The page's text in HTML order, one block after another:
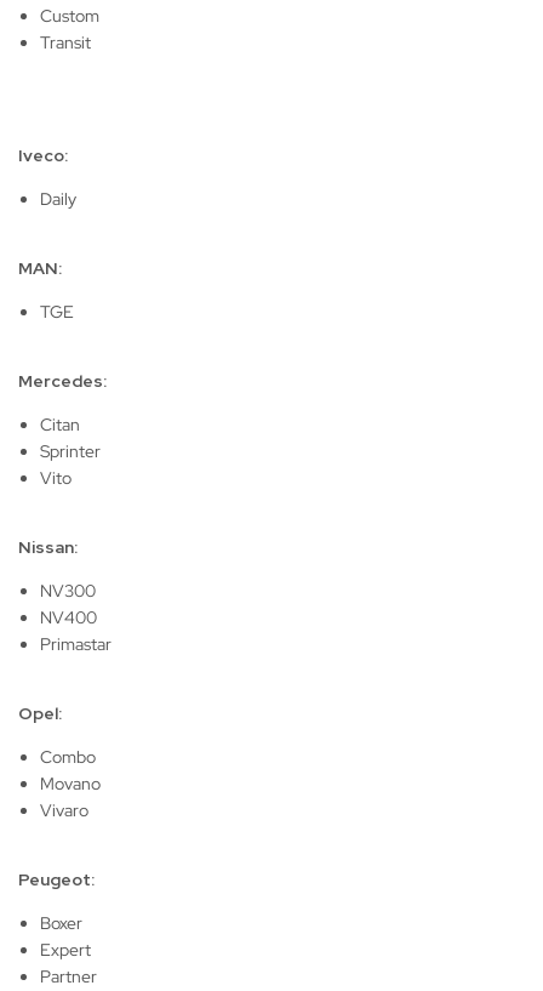
Custom
Transit
Iveco:
Daily
MAN:
TGE
Mercedes:
Citan
Sprinter
Vito
Nissan:
NV300
NV400
Primastar
Opel:
Combo
Movano
Vivaro
Peugeot:
Boxer
Expert
Partner